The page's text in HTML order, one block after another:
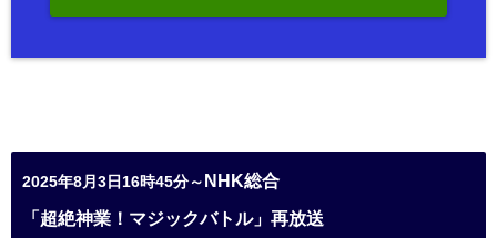
2025年8月3日16時45分～ NHK総合
「超絶神業！マジックバトル」再放送